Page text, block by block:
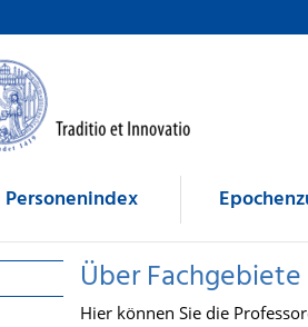
Personenindex
Über
Hier können Sie die